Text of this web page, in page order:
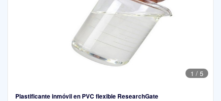
1 / 5
Plastificante inmóvil en PVC flexible ResearchGate